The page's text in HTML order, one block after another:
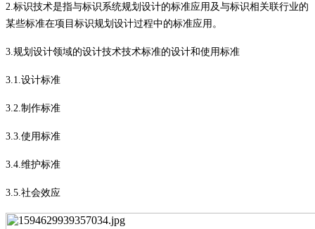
2. 标识技术是指与标识系统规划设计的标准应用及与标识相关联行业的
某些标准在项目标识规划设计过程中的标准应用。
3. 规划设计领域的设计技术技术标准的设计和使用标准
3.1. 设计标准
3.2. 制作标准
3.3. 使用标准
3.4. 维护标准
3.5. 社会效应